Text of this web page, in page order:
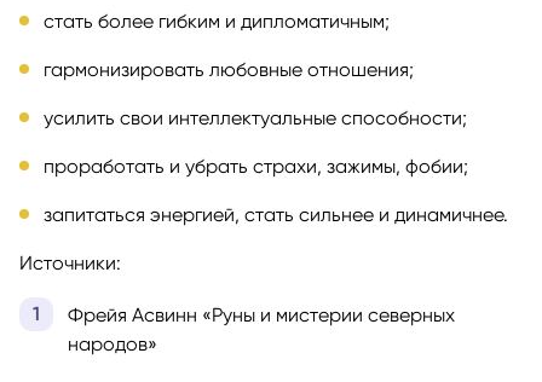
стать более гибким и дипломатичным;
гармонизировать любовные отношения;
усилить свои интеллектуальные способности;
проработать и убрать страхи, зажимы, фобии;
запитаться энергией, стать сильнее и динамичнее.
Источники:
Фрейя Асвинн «Руны и мистерии северных
народов»